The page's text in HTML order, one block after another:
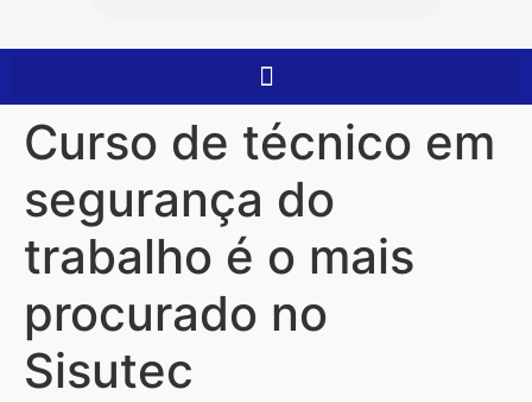
Curso de técnico em
segurança do
trabalho é o mais
procurado no
Sisutec